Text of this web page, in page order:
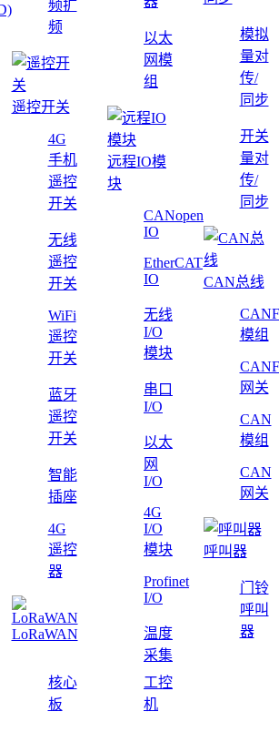
频扩
频
遥控开关
4G
手机
遥控
开关
无线
遥控
开关
WiFi
遥控
开关
蓝牙
遥控
开关
智能
插座
4G
遥控
器
LoRaWAN
以太
网模
组
远程IO模
块
CANopen
IO
EtherCAT
IO
无线
I/O
模块
串口
I/O
以太
网
I/O
4G
I/O
模块
Profinet
I/O
温度
采集
模拟
量对
传/
同步
开关
量对
传/
同步
CAN总线
模组
网关
CAN
模组
CAN
网关
呼叫器
门铃
呼叫
器
核心
板
工控
机